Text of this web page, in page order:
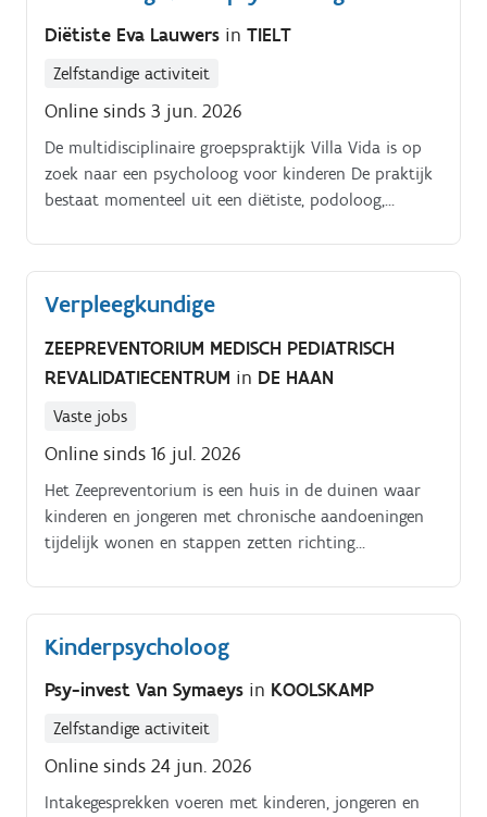
kunnen gegeven worden tot 8 personen)
Diëtiste Eva Lauwers in TIELT
Zelfstandige activiteit
Online sinds 3 jun. 2026
De multidisciplinaire groepspraktijk Villa Vida is op
zoek naar een psycholoog voor kinderen De praktijk
bestaat momenteel uit een diëtiste, podoloog,
kinderpsycholoog om mee vorm te geven aan de
paramedische groepspraktijk in Tielt De praktijk
en een keuken (waar eventueel ook workshops
kunnen gegeven worden voor 8 personen)
Verpleegkundige
ZEEPREVENTORIUM MEDISCH PEDIATRISCH
REVALIDATIECENTRUM in DE HAAN
Vaste jobs
Online sinds 16 jul. 2026
Het Zeepreventorium is een huis in de duinen waar
kinderen en jongeren met chronische aandoeningen
tijdelijk wonen en stappen zetten richting
aan hun toekomst, samen met de medewerkers die
hen begeleiden. Ook voor onze medewerkers willen
wij een stimulerende en warme werkplek creëren Om
betrokken collega voor ons team.
Kinderpsycholoog
Psy-invest Van Symaeys in KOOLSKAMP
Zelfstandige activiteit
Online sinds 24 jun. 2026
Intakegesprekken voeren met kinderen, jongeren en